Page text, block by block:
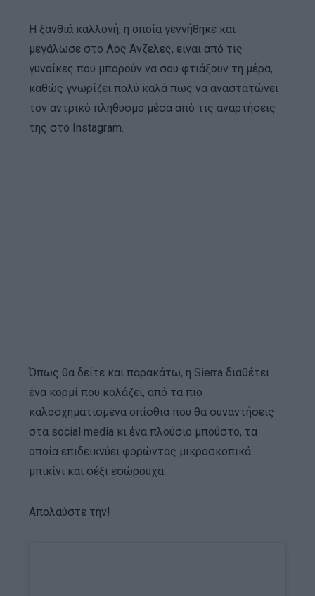
Η ξανθιά καλλονή, η οποία γεννήθηκε και
μεγάλωσε στο Λος Άνζελες, είναι από τις
γυναίκες που μπορούν να σου φτιάξουν τη μέρα,
καθώς γνωρίζει πολύ καλά πως να αναστατώνει
τον αντρικό πληθυσμό μέσα από τις αναρτήσεις
της στο Instagram.
Όπως θα δείτε και παρακάτω, η Sierra διαθέτει
ένα κορμί που κολάζει, από τα πιο
καλοσχηματισμένα οπίσθια που θα συναντήσεις
στα social media κι ένα πλούσιο μπούστο, τα
οποία επιδεικνύει φορώντας μικροσκοπικά
μπικίνι και σέξι εσώρουχα.
Απολαύστε την!